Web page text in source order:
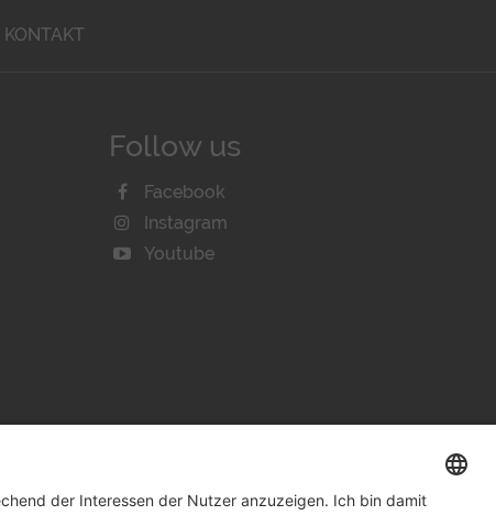
KONTAKT
Follow us
Facebook
Instagram
Youtube